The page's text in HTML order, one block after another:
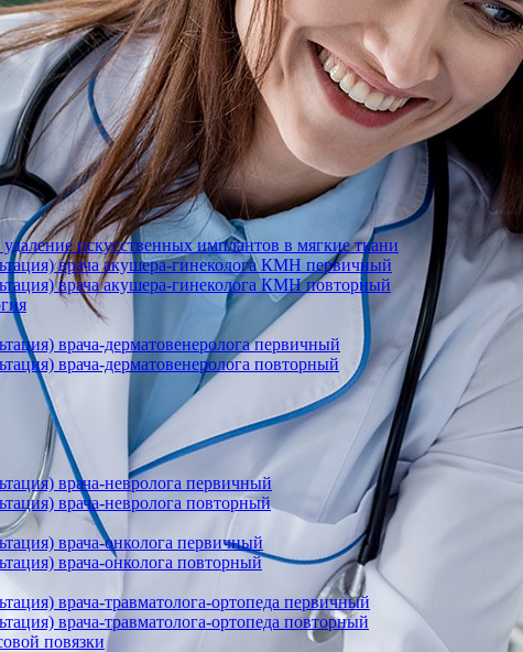
искусственных имплантов в мягкие ткани
врача акушера-гинеколога КМН первичный
врача акушера-гинеколога КМН повторный
врача-дерматовенеролога первичный
врача-дерматовенеролога повторный
врача-невролога первичный
врача-невролога повторный
врача-онколога первичный
врача-онколога повторный
врача-травматолога-ортопеда первичный
врача-травматолога-ортопеда повторный
повязки